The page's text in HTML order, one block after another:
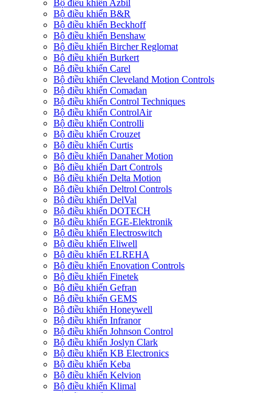
Bộ điều khiển Azbil
Bộ điều khiển B&R
Bộ điều khiển Beckhoff
Bộ điều khiển Benshaw
Bộ điều khiển Bircher Reglomat
Bộ điều khiển Burkert
Bộ điều khiển Carel
Bộ điều khiển Cleveland Motion Controls
Bộ điều khiển Comadan
Bộ điều khiển Control Techniques
Bộ điều khiển ControlAir
Bộ điều khiển Controlli
Bộ điều khiển Crouzet
Bộ điều khiển Curtis
Bộ điều khiển Danaher Motion
Bộ điều khiển Dart Controls
Bộ điều khiển Delta Motion
Bộ điều khiển Deltrol Controls
Bộ điều khiển DelVal
Bộ điều khiển DOTECH
Bộ điều khiển EGE-Elektronik
Bộ điều khiển Electroswitch
Bộ điều khiển Eliwell
Bộ điều khiển ELREHA
Bộ điều khiển Enovation Controls
Bộ điều khiển Finetek
Bộ điều khiển Gefran
Bộ điều khiển GEMS
Bộ điều khiển Honeywell
Bộ điều khiển Infranor
Bộ điều khiển Johnson Control
Bộ điều khiển Joslyn Clark
Bộ điều khiển KB Electronics
Bộ điều khiển Keba
Bộ điều khiển Kelvion
Bộ điều khiển Klimal